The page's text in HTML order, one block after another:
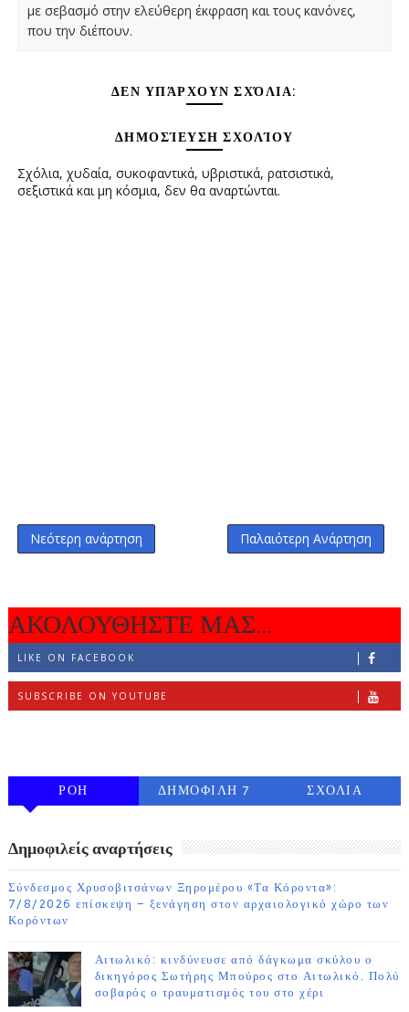
με σεβασμό στην ελεύθερη έκφραση και τους κανόνες,
που την διέπουν.
ΔΕΝ ΥΠΆΡΧΟΥΝ ΣΧΌΛΙΑ:
ΔΗΜΟΣΊΕΥΣΗ ΣΧΟΛΊΟΥ
Σχόλια, χυδαία, συκοφαντικά, υβριστικά, ρατσιστικά,
σεξιστικά και μη κόσμια, δεν θα αναρτώνται.
Νεότερη ανάρτηση Παλαιότερη Ανάρτηση
ΑΚΟΛΟΥΘΗΣΤΕ ΜΑΣ...
LIKE ON FACEBOOK
SUBSCRIBE ON YOUTUBE
ΡΟΗ
ΔΗΜΟΦΙΛΗ 7
ΣΧΟΛΙΑ
Δημοφιλείς αναρτήσεις
Σύνδεσμος Χρυσοβιτσάνων Ξηρομέρου «Τα Κόροντα»:
7/8/2026 επίσκεψη – ξενάγηση στον αρχαιολογικό χώρο των
Κορόντων
Αιτωλικό: κινδύνευσε από δάγκωμα σκύλου ο
δικηγόρος Σωτήρης Μπούρος στο Αιτωλικό. Πολύ
σοβαρός ο τραυματισμός του στο χέρι